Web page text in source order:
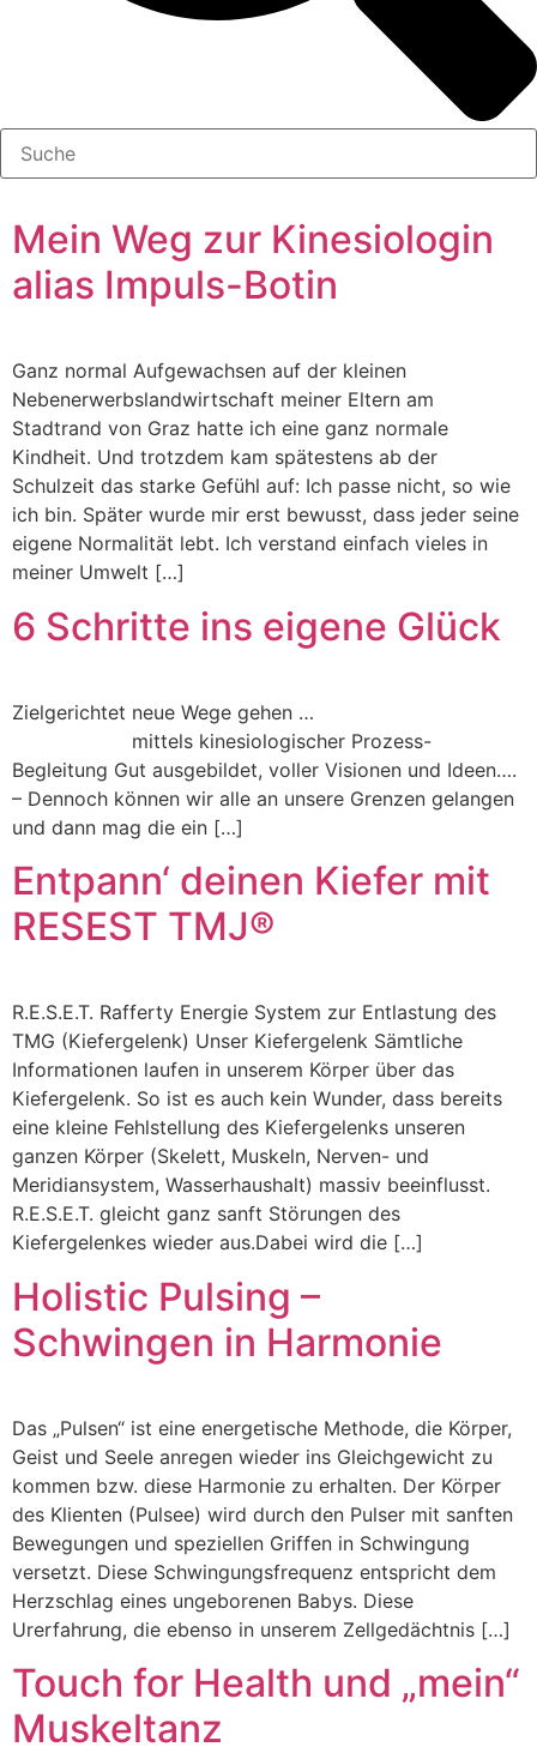
Mein Weg zur Kinesiologin
alias Impuls-Botin
Ganz normal Aufgewachsen auf der kleinen
Nebenerwerbslandwirtschaft meiner Eltern am
Stadtrand von Graz hatte ich eine ganz normale
Kindheit. Und trotzdem kam spätestens ab der
Schulzeit das starke Gefühl auf: Ich passe nicht, so wie
ich bin. Später wurde mir erst bewusst, dass jeder seine
eigene Normalität lebt. Ich verstand einfach vieles in
meiner Umwelt […]
6 Schritte ins eigene Glück
Zielgerichtet neue Wege gehen …
mittels kinesiologischer Prozess-
Begleitung Gut ausgebildet, voller Visionen und Ideen….
– Dennoch können wir alle an unsere Grenzen gelangen
und dann mag die ein […]
Entpann‘ deinen Kiefer mit
RESEST TMJ®
R.E.S.E.T. Rafferty Energie System zur Entlastung des
TMG (Kiefergelenk) Unser Kiefergelenk Sämtliche
Informationen laufen in unserem Körper über das
Kiefergelenk. So ist es auch kein Wunder, dass bereits
eine kleine Fehlstellung des Kiefergelenks unseren
ganzen Körper (Skelett, Muskeln, Nerven- und
Meridiansystem, Wasserhaushalt) massiv beeinflusst.
R.E.S.E.T. gleicht ganz sanft Störungen des
Kiefergelenkes wieder aus.Dabei wird die […]
Holistic Pulsing –
Schwingen in Harmonie
Das „Pulsen“ ist eine energetische Methode, die Körper,
Geist und Seele anregen wieder ins Gleichgewicht zu
kommen bzw. diese Harmonie zu erhalten. Der Körper
des Klienten (Pulsee) wird durch den Pulser mit sanften
Bewegungen und speziellen Griffen in Schwingung
versetzt. Diese Schwingungsfrequenz entspricht dem
Herzschlag eines ungeborenen Babys. Diese
Urerfahrung, die ebenso in unserem Zellgedächtnis […]
Touch for Health und „mein“
Muskeltanz